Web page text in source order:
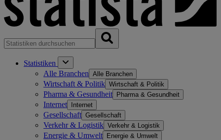
Statistiken
Alle Branchen Alle Branchen
Wirtschaft & Politik Wirtschaft & Politik
Pharma & Gesundheit Pharma & Gesundheit
Internet Internet
Gesellschaft Gesellschaft
Verkehr & Logistik Verkehr & Logistik
Energie & Umwelt Energie & Umwelt